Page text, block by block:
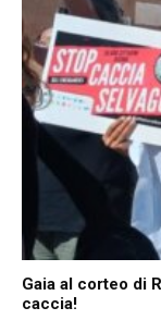
Gaia al corteo di
caccia!